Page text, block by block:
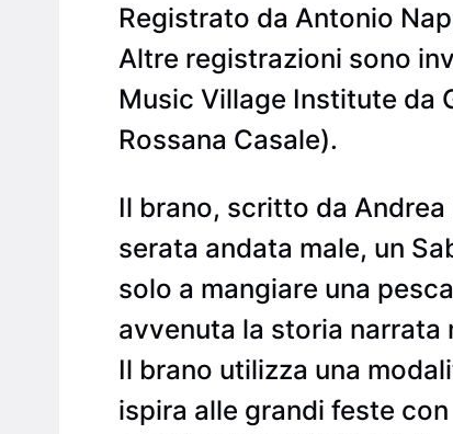
Registrato da Antonio
Altre registrazioni sono
Music Village Institute da
Rossana Casale).
Il brano, scritto da
serata andata male, un
solo a mangiare una
avvenuta la storia narrata
Il brano utilizza una
ispira alle grandi feste